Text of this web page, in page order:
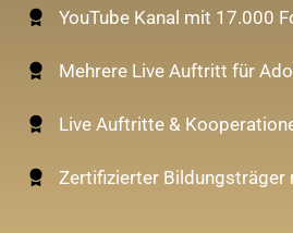
YouTube Kanal mit 17.000
Mehrere Live Auftritt für
Live Auftritte &
Zertifizierter Bildungsträger